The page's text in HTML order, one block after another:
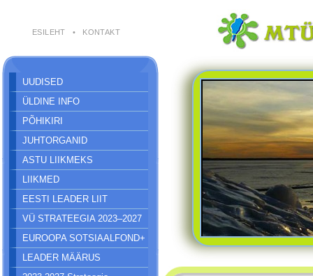
ESILEHT • KONTAKT
UUDISED
ÜLDINE INFO
PÕHIKIRI
JUHTORGANID
ASTU LIIKMEKS
LIIKMED
EESTI LEADER LIIT
VÜ STRATEEGIA 2023–2027
EUROOPA SOTSIAALFOND+
LEADER MÄÄRUS